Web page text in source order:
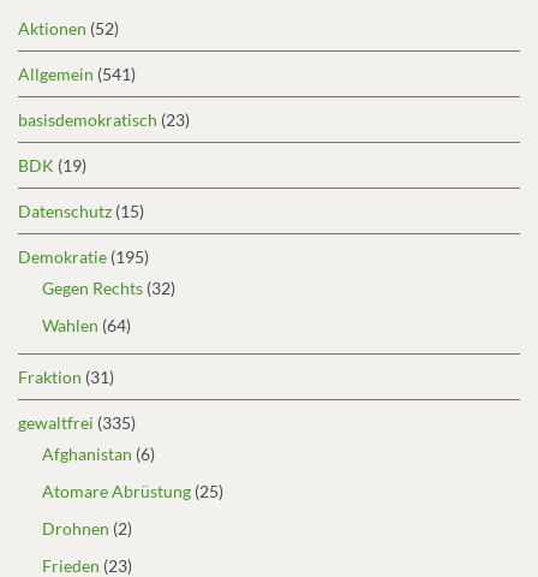
Aktionen (52)
Allgemein (541)
basisdemokratisch (23)
BDK (19)
Datenschutz (15)
Demokratie (195)
Gegen Rechts (32)
Wahlen (64)
Fraktion (31)
gewaltfrei (335)
Afghanistan (6)
Atomare Abrüstung (25)
Drohnen (2)
Frieden (23)